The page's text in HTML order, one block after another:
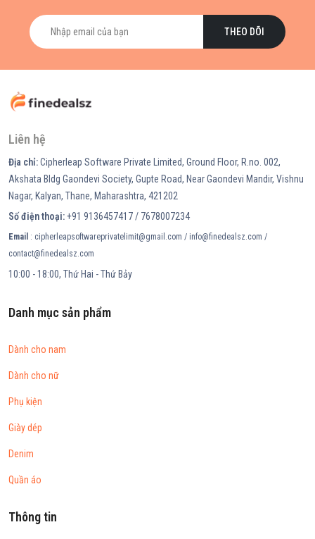
THEO DÕI
Liên hệ
Địa chỉ:Cipherleap Software Private Limited, Ground Floor, R.no. 002,
Akshata Bldg Gaondevi Society, Gupte Road, Near Gaondevi Mandir, Vishnu
Nagar, Kalyan, Thane, Maharashtra, 421202
Số điện thoại:+91 9136457417 / 7678007234
Email : cipherleapsoftwareprivatelimit@gmail.com / info@finedealsz.com /
contact@finedealsz.com
10:00 - 18:00, Thứ Hai - Thứ Bảy
Danh mục sản phẩm
Dành cho nam
Dành cho nữ
Phụ kiện
Giày dép
Denim
Quần áo
Thông tin